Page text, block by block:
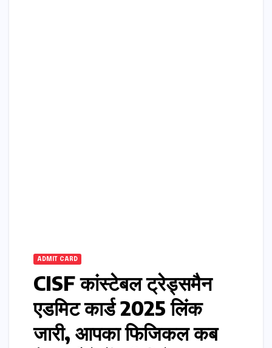
ADMIT CARD
CISF कांस्टेबल ट्रेड्समैन
एडमिट कार्ड 2025 लिंक
जारी, आपका फिजिकल कब